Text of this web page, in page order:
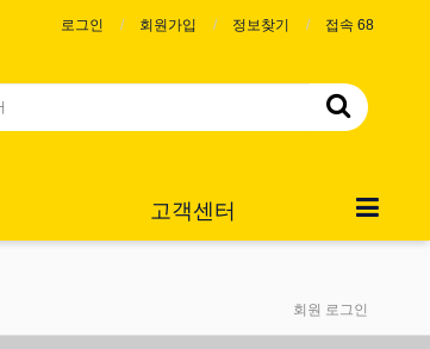
로그인 회원가입 정보찾기 접속 68
고객센터
회원 로그인